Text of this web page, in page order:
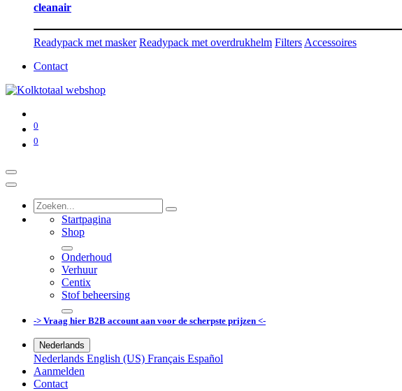
cleanair
Readypack met masker Readypack met overdrukhelm Filters Accessoires
Contact
0
0
Startpagina
Shop
Onderhoud
Verhuur
Centix
Stof beheersing
-> Vraag hier B2B account aan voor de scherpste prijzen <-
Nederlands
Nederlands English (US) Français Español
Aanmelden
Contact